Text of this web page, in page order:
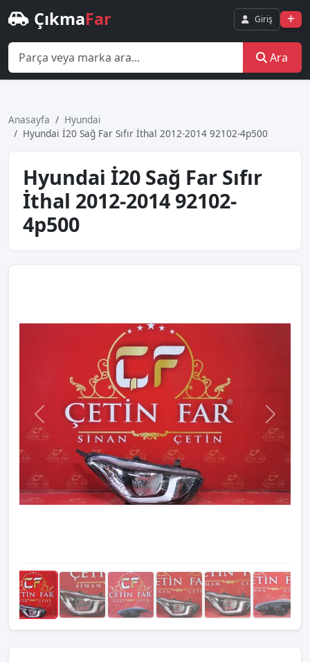
ÇıkmaFar Giriş
Ara
Anasayfa
Hyundai
Hyundai̇ İ20 Sağ Far Sıfır İthal 2012-2014 92102-4p500
Hyundai̇ İ20 Sağ Far Sıfır
İthal 2012-2014 92102-
4p500